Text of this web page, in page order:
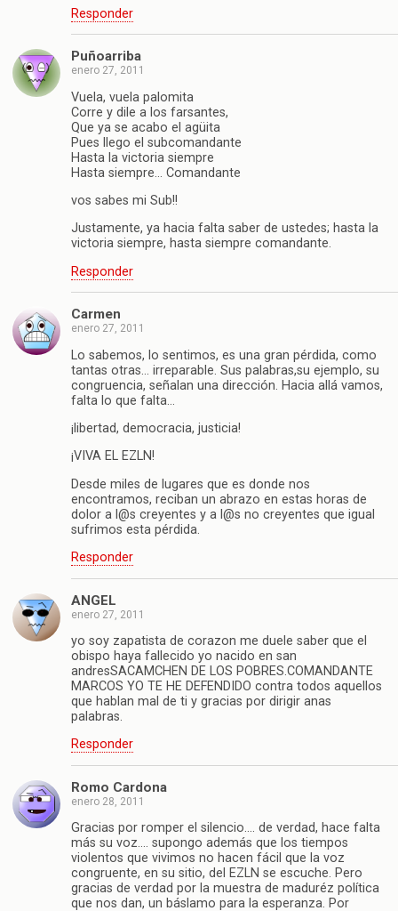
Responder
Puñoarriba
enero 27, 2011
Vuela, vuela palomita
Corre y dile a los farsantes,
Que ya se acabo el agüita
Pues llego el subcomandante
Hasta la victoria siempre
Hasta siempre… Comandante
vos sabes mi Sub!!
Justamente, ya hacia falta saber de ustedes; hasta la
victoria siempre, hasta siempre comandante.
Responder
Carmen
enero 27, 2011
Lo sabemos, lo sentimos, es una gran pérdida, como
tantas otras… irreparable. Sus palabras,su ejemplo, su
congruencia, señalan una dirección. Hacia allá vamos,
falta lo que falta…
¡libertad, democracia, justicia!
¡VIVA EL EZLN!
Desde miles de lugares que es donde nos
encontramos, reciban un abrazo en estas horas de
dolor a l@s creyentes y a l@s no creyentes que igual
sufrimos esta pérdida.
Responder
ANGEL
enero 27, 2011
yo soy zapatista de corazon me duele saber que el
obispo haya fallecido yo nacido en san
andresSACAMCHEN DE LOS POBRES.COMANDANTE
MARCOS YO TE HE DEFENDIDO contra todos aquellos
que hablan mal de ti y gracias por dirigir anas
palabras.
Responder
Romo Cardona
enero 28, 2011
Gracias por romper el silencio…. de verdad, hace falta
más su voz…. supongo además que los tiempos
violentos que vivimos no hacen fácil que la voz
congruente, en su sitio, del EZLN se escuche. Pero
gracias de verdad por la muestra de maduréz política
que nos dan, un báslamo para la esperanza. Por